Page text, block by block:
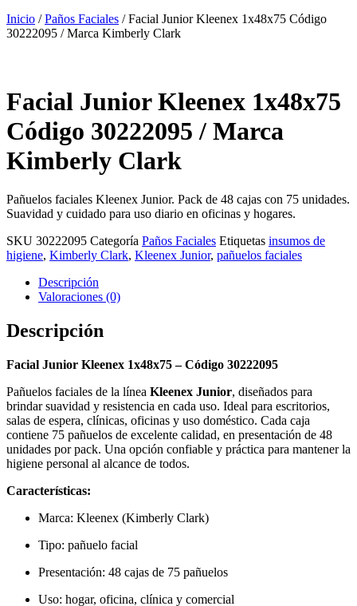
Inicio /Paños Faciales / Facial Junior Kleenex 1x48x75 Código
30222095 / Marca Kimberly Clark
Facial Junior Kleenex 1x48x75
Código 30222095 / Marca
Kimberly Clark
Pañuelos faciales Kleenex Junior. Pack de 48 cajas con 75 unidades.
Suavidad y cuidado para uso diario en oficinas y hogares.
SKU 30222095 Categoría Paños Faciales Etiquetas insumos de
higiene, Kimberly Clark, Kleenex Junior, pañuelos faciales
Descripción
Valoraciones (0)
Descripción
Facial Junior Kleenex 1x48x75 – Código 30222095
Pañuelos faciales de la línea Kleenex Junior, diseñados para
brindar suavidad y resistencia en cada uso. Ideal para escritorios,
salas de espera, clínicas, oficinas y uso doméstico. Cada caja
contiene 75 pañuelos de excelente calidad, en presentación de 48
unidades por pack. Una opción confiable y práctica para mantener la
higiene personal al alcance de todos.
Características:
Marca: Kleenex (Kimberly Clark)
Tipo: pañuelo facial
Presentación: 48 cajas de 75 pañuelos
Uso: hogar, oficina, clínica y comercial